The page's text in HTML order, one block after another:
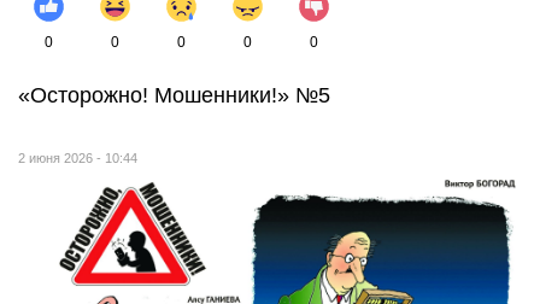
0 0 0 0 0
«Осторожно! Мошенники!» №5
2 июня 2026 - 10:44